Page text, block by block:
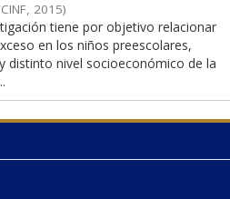
, 2015)
tiene por objetivo relacionar
en los niños preescolares,
distinto nivel socioeconómico de la